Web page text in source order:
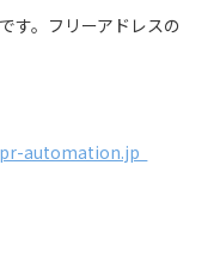
す。フリーアドレスの
automation.jp